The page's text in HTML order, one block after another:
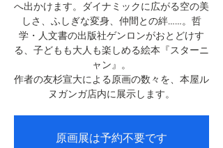
へ出かけます。ダイナミックに広がる空の美
しさ、ふしぎな変身、仲間との絆……。哲
学・人文書の出版社ゲンロンがおとどけす
る、子どもも大人も楽しめる絵本『スターニ
ャン』。
作者の友杉宣大による原画の数々を、本屋ル
ヌガンガ店内に展示します。
原画展は予約不要です